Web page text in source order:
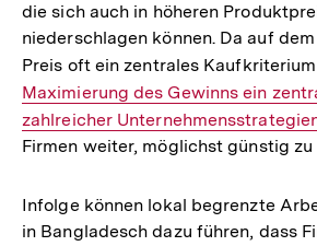
die sich auch in höheren
niederschlagen können. Da auf
Preis oft ein zentrales
Maximierung des Gewinns ein
zahlreicher
Firmen weiter, möglichst günstig
Infolge können lokal begrenzte
in Bangladesch dazu führen, dass